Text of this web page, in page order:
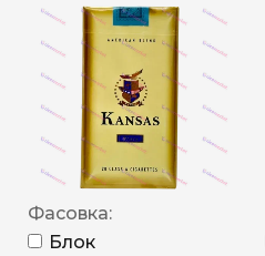
Фасовка:
Блок